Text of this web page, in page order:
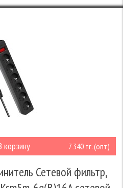
корзину 7 340 тг. (опт)
Сетевой фильтр,